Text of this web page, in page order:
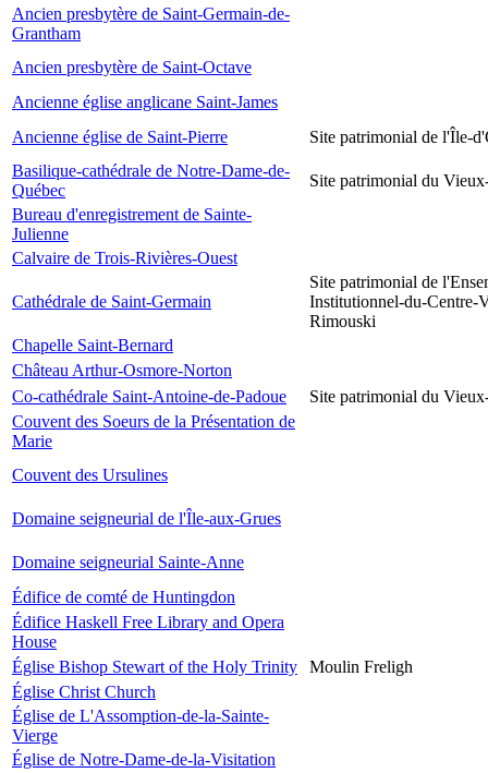
Ancien presbytère de Saint-Germain-de-
Grantham
Ancien presbytère de Saint-Octave
Ancienne église anglicane Saint-James
Ancienne église de Saint-Pierre
Site patrimonial de l'Île-
Basilique-cathédrale de Notre-Dame-de-
Québec
Site patrimonial du
Bureau d'enregistrement de Sainte-
Julienne
Calvaire de Trois-Rivières-Ouest
Cathédrale de Saint-Germain
Site patrimonial de
Institutionnel-du-Centre-
Rimouski
Chapelle Saint-Bernard
Château Arthur-Osmore-Norton
Co-cathédrale Saint-Antoine-de-Padoue
Site patrimonial du
Couvent des Soeurs de la Présentation de
Marie
Couvent des Ursulines
Domaine seigneurial de l'Île-aux-Grues
Domaine seigneurial Sainte-Anne
Édifice de comté de Huntingdon
Édifice Haskell Free Library and Opera
House
Église Bishop Stewart of the Holy Trinity
Moulin Freligh
Église Christ Church
Église de L'Assomption-de-la-Sainte-
Vierge
Église de Notre-Dame-de-la-Visitation